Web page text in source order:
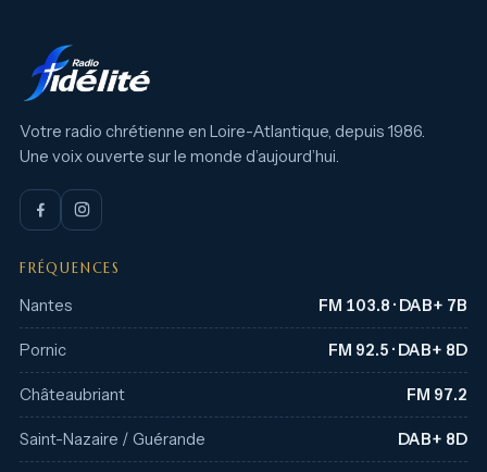
Votre radio chrétienne en Loire-Atlantique, depuis 1986.
Une voix ouverte sur le monde d’aujourd’hui.
FRÉQUENCES
Nantes FM 103.8 · DAB+ 7B
Pornic FM 92.5 · DAB+ 8D
Châteaubriant FM 97.2
Saint-Nazaire / Guérande DAB+ 8D